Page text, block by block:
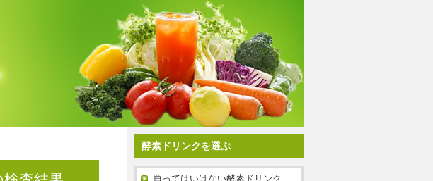
酵素ドリンクを選ぶ
買ってはいけない酵素ドリンク